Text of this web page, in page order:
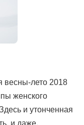
весны-лето 2018
женского
и утонченная
и даже,